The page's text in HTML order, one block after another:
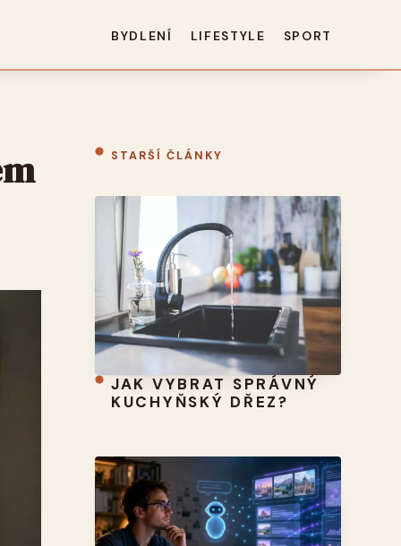
BYDLENÍ LIFESTYLE SPORT
STARŠÍ ČLÁNKY
JAK VYBRAT SPRÁVNÝ
KUCHYŇSKÝ DŘEZ?